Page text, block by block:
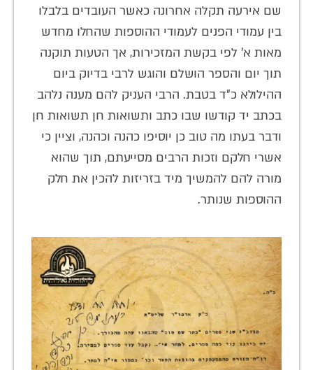
שם אירעה תקלה אחרונה כאשר העובדים בלבלו
בין עמודי הפנים לעמודי ההוספות שהחלו מחדש
מאות א' לפי בקשת המזכירות, אך הטעות תוקנה
תוך יום והספר הושלם והוגש לרבי בדיוק ביום
ההילולא כ"ד בטבת. הרבי העניק להם מענה נלהב
בכתב יד קודשו שבו כתב ותשואות חן תשואות חן
ודבר בעתו מה טוב כן יוסיפו כהנה וכהנה, וציין כי
אשרי חלקם וזכות הרבים מסייעתם, תוך שהוא
מורה להם להמשיך מיד בזריזות להכין את חלק
ההוספות שנותר.